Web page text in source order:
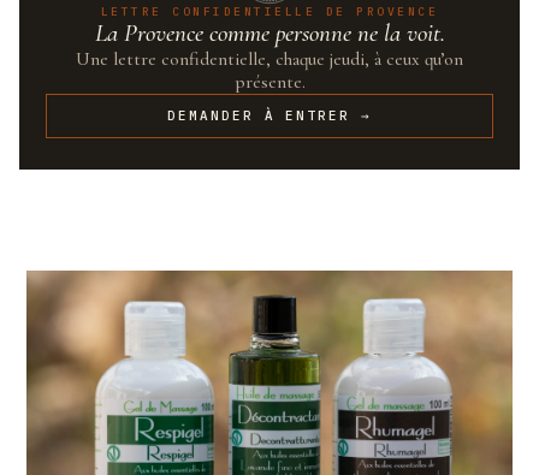
LETTRE CONFIDENTIELLE DE PROVENCE
La Provence comme personne ne la voit.
Une lettre confidentielle, chaque jeudi, à ceux qu’on
présente.
DEMANDER À ENTRER →